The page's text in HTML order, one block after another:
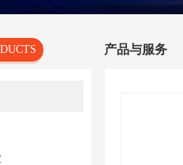
产品与服务